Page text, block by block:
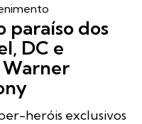
paraíso dos
DC e
Warner
heróis exclusivos